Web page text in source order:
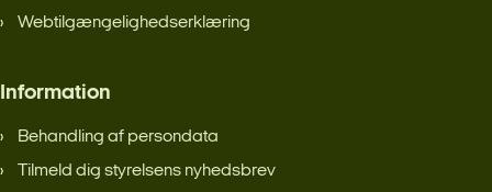
Webtilgængelighedserklæring
Information
Behandling af persondata
Tilmeld dig styrelsens nyhedsbrev